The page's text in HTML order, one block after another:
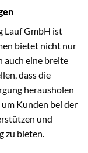
Lauf GmbH ist
bietet nicht nur
auch eine breite
dass die
herausholen
Kunden bei der
und
zu bieten.